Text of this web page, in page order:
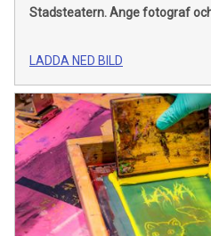
Stadsteatern. Ange fotograf
LADDA NED BILD